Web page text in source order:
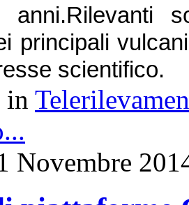
anni.Rilevanti
principali
scientifico.
in
Novembre